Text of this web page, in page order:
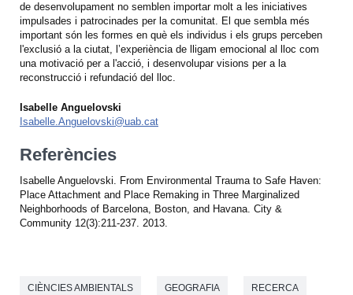
de desenvolupament no semblen importar molt a les iniciatives
impulsades i patrocinades per la comunitat. El que sembla més
important són les formes en què els individus i els grups perceben
l'exclusió a la ciutat, l’experiència de lligam emocional al lloc com
una motivació per a l'acció, i desenvolupar visions per a la
reconstrucció i refundació del lloc.
Isabelle Anguelovski
Isabelle.Anguelovski@uab.cat
Referències
Isabelle Anguelovski. From Environmental Trauma to Safe Haven:
Place Attachment and Place Remaking in Three Marginalized
Neighborhoods of Barcelona, Boston, and Havana. City &
Community 12(3):211-237. 2013.
CIÈNCIES AMBIENTALS GEOGRAFIA RECERCA